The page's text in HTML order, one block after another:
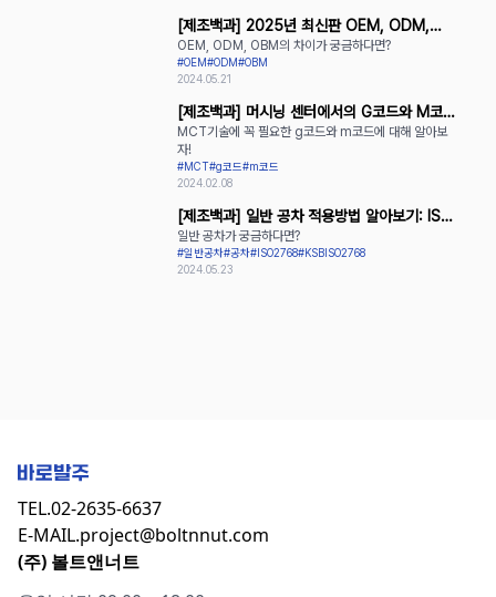
[제조백과] 2025년 최신판 OEM, ODM,
OBM의 장단점 완벽 정리
OEM, ODM, OBM의 차이가 궁금하다면?
#OEM#ODM#OBM
2024.05.21
[제조백과] 머시닝 센터에서의 G코드와 M코드
활용
MCT기술에 꼭 필요한 g코드와 m코드에 대해 알아보
자!
#MCT#g코드#m코드
2024.02.08
[제조백과] 일반 공차 적용방법 알아보기: ISO
2768과 KS B ISO 2768
일반 공차가 궁금하다면?
#일반공차#공차#ISO2768#KSBISO2768
2024.05.23
TEL.02-2635-6637
E-MAIL.project@boltnnut.com
(주) 볼트앤너트